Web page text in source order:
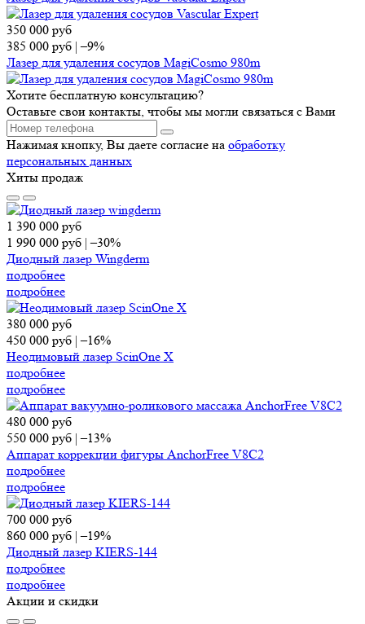
350 000 руб
385 000 руб |–9%
Лазер для удаления сосудов MagiCosmo 980m
Хотите бесплатную консультацию?
Оставьте свои контакты, чтобы мы могли связаться с Вами
Нажимая кнопку, Вы даете согласие на обработку
персональных данных
Хиты продаж
1 390 000 руб
1 990 000 руб |–30%
Диодный лазер Wingderm
подробнее
подробнее
380 000 руб
450 000 руб |–16%
Неодимовый лазер ScinOne X
подробнее
подробнее
480 000 руб
550 000 руб |–13%
Аппарат коррекции фигуры AnchorFree V8C2
подробнее
подробнее
700 000 руб
860 000 руб |–19%
Диодный лазер KIERS-144
подробнее
подробнее
Акции и скидки